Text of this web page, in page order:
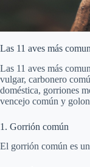
Las 11 aves más
Las 11 aves más
vulgar, carbonero
doméstica, gorriones
vencejo común y
1. Gorrión común
El gorrión común es